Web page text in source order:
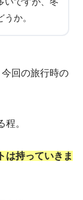
か。
回の旅行時の
。
は持っていきま